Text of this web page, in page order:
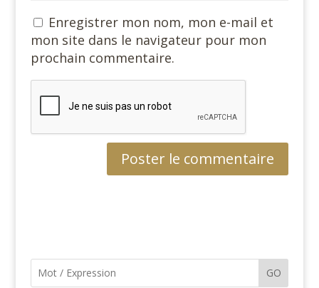
Enregistrer mon nom, mon e-mail et
mon site dans le navigateur pour mon
prochain commentaire.
GO